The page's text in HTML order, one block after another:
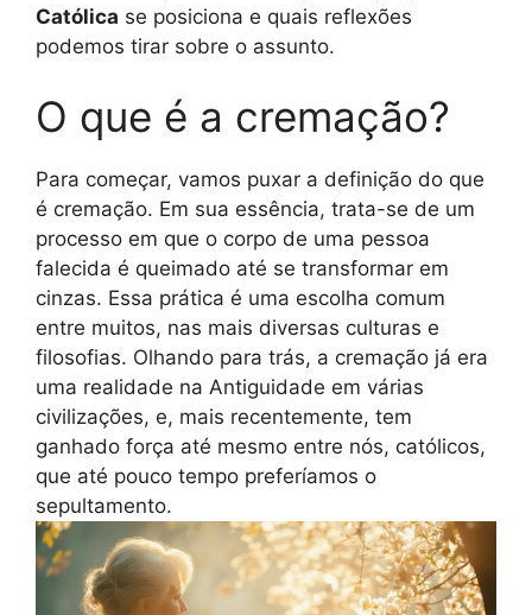
Católica se posiciona e quais reflexões
podemos tirar sobre o assunto.
O que é a cremação?
Para começar, vamos puxar a definição do que
é cremação. Em sua essência, trata-se de um
processo em que o corpo de uma pessoa
falecida é queimado até se transformar em
cinzas. Essa prática é uma escolha comum
entre muitos, nas mais diversas culturas e
filosofias. Olhando para trás, a cremação já era
uma realidade na Antiguidade em várias
civilizações, e, mais recentemente, tem
ganhado força até mesmo entre nós, católicos,
que até pouco tempo preferíamos o
sepultamento.